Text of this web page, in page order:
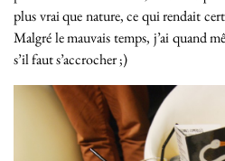
plus vrai que nature, ce qui rendait
Malgré le mauvais temps, j’ai quand
s’il faut s’accrocher ;)